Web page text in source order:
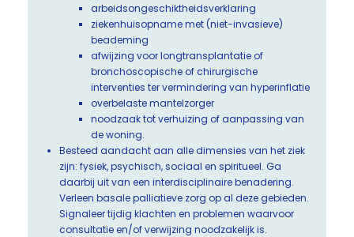
arbeidsongeschiktheidsverklaring
ziekenhuisopname met (niet-invasieve)
beademing
afwijzing voor longtransplantatie of
bronchoscopische of chirurgische
interventies ter vermindering van hyperinflatie
overbelaste mantelzorger
noodzaak tot verhuizing of aanpassing van
de woning.
Besteed aandacht aan alle dimensies van het ziek
zijn: fysiek, psychisch, sociaal en spiritueel. Ga
daarbij uit van een interdisciplinaire benadering.
Verleen basale palliatieve zorg op al deze gebieden.
Signaleer tijdig klachten en problemen waarvoor
consultatie en/of verwijzing noodzakelijk is.